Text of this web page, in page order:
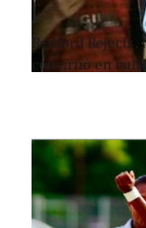
Renford
convirtió en